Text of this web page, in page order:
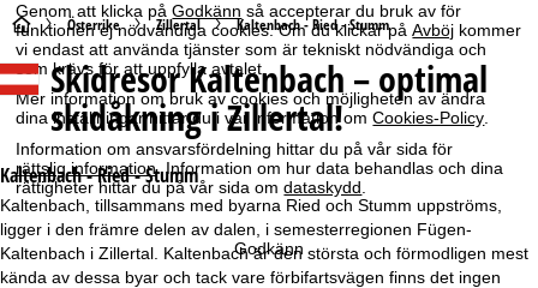
Genom att klicka påGodkänn så accepterar du bruk av för
funktionen ej nödvändiga cookies. Om du klickar påAvböj kommer
vi endast att använda tjänster som är tekniskt nödvändiga och
som krävs för att uppfylla avtalet.
Mer information om bruk av cookies och möjligheten av ändra
dina inställningar hittar du i vår information omCookies-Policy
Information om ansvarsfördelning hittar du på vår sida för
rättslig information. Information om hur data behandlas och dina
rättigheter hittar du på vår sida omdataskydd
Godkänn
S
t
a
r
t
s
Österrike Zillertal Kaltenbach - Ried - Stumm
SkidresorKaltenbach – optimal
skidåkning i Zillertal!
Kaltenbach - Ried - Stumm
Kaltenbach, tillsammans med byarna Ried och Stumm uppströms,
ligger i den främre delen av dalen, i semesterregionen Fügen-
Kaltenbach i Zillertal. Kaltenbach är den största och förmodligen mest
kända av dessa byar och tack vare förbifartsvägen finns det ingen